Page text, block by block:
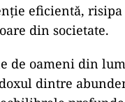
eficientă,
din societate.
de oameni din
dintre